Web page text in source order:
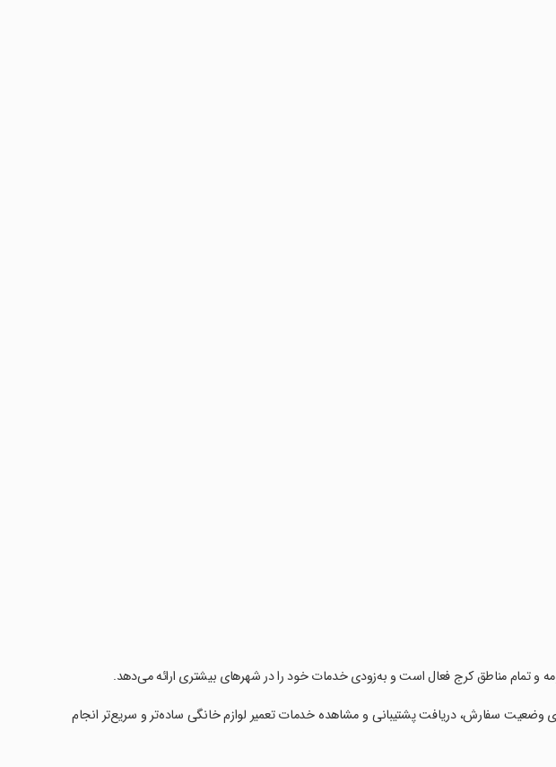
و تمام مناطق کرج فعال است و به‌زودی خدمات خود را در شهرهای بیشتری ارائه می‌دهد.
وضعیت سفارش، دریافت پشتیبانی و مشاهده خدمات تعمیر لوازم خانگی ساده‌تر و سریع‌تر انجام